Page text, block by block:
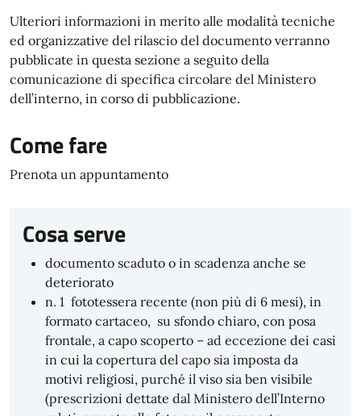
Ulteriori informazioni in merito alle modalità tecniche
ed organizzative del rilascio del documento verranno
pubblicate in questa sezione a seguito della
comunicazione di specifica circolare del Ministero
dell’interno, in corso di pubblicazione.
Come fare
Prenota un appuntamento
Cosa serve
documento scaduto o in scadenza anche se
deteriorato
n. 1 fototessera recente (non più di 6 mesi), in
formato cartaceo, su sfondo chiaro, con posa
frontale, a capo scoperto – ad eccezione dei casi
in cui la copertura del capo sia imposta da
motivi religiosi, purché il viso sia ben visibile
(prescrizioni dettate dal Ministero dell’Interno